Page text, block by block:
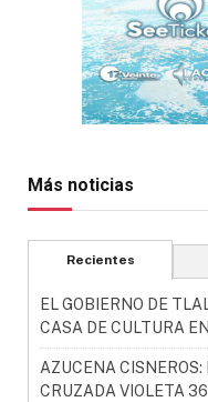
Más noticias
Recientes
EL GOBIERNO DE
CASA DE CULTURA
AZUCENA CISNEROS:
CRUZADA VIOLETA